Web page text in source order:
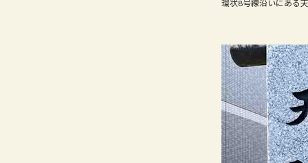
環状8号線沿いにある